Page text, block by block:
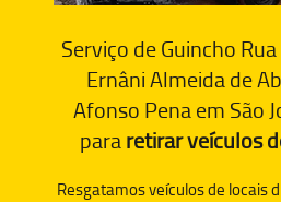
Serviço de Guincho
Ernâni Almeida de
Afonso Pena em São
pararetirar veículos
Resgatamos veículos de locais